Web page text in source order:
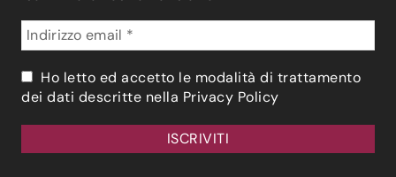
Ho letto ed accetto le modalità di trattamento
dei dati descritte nella Privacy Policy